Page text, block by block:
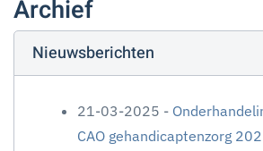
Archief
Nieuwsberichten
21-03-2025 -
CAO gehandicaptenzorg